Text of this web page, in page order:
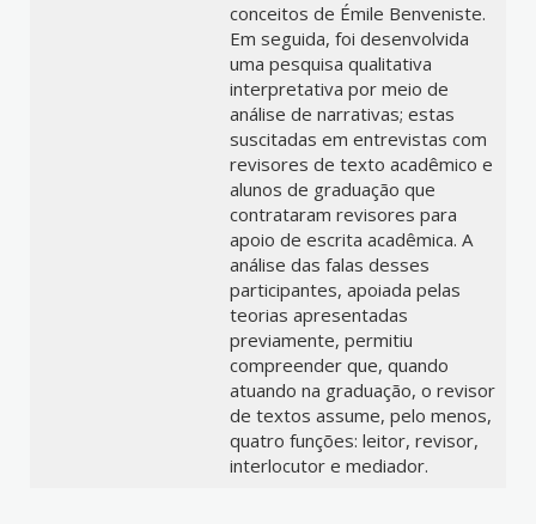
conceitos de Émile Benveniste.
Em seguida, foi desenvolvida
uma pesquisa qualitativa
interpretativa por meio de
análise de narrativas; estas
suscitadas em entrevistas com
revisores de texto acadêmico e
alunos de graduação que
contrataram revisores para
apoio de escrita acadêmica. A
análise das falas desses
participantes, apoiada pelas
teorias apresentadas
previamente, permitiu
compreender que, quando
atuando na graduação, o revisor
de textos assume, pelo menos,
quatro funções: leitor, revisor,
interlocutor e mediador.